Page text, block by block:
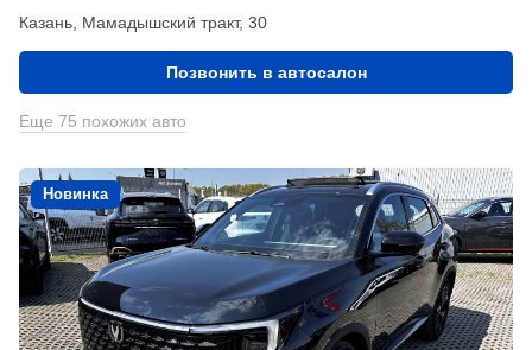
Казань, Мамадышский тракт, 30
Позвонить в автосалон
Еще 75 похожих авто
Новинка